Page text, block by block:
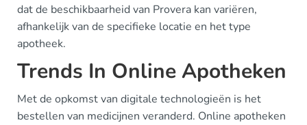
dat de beschikbaarheid van Provera kan variëren,
afhankelijk van de specifieke locatie en het type
apotheek.
Trends In Online Apotheken
Met de opkomst van digitale technologieën is het
bestellen van medicijnen veranderd. Online apotheken